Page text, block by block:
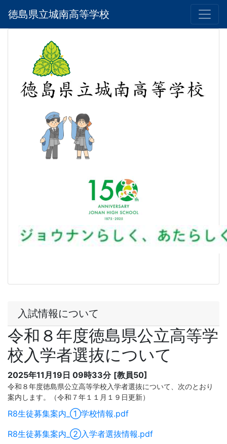
徳島県立城南高等学校
入試情報について
令和８年度徳島県公立高等学
校入学者選抜について
2025年11月19日 09時33分 [教員50]
令和８年度徳島県公立高等学校入学者選抜について、次のとおり
案内します。（令和７年１１月１９日更新）
R8生徒募集案内_①学校情報.pdf
R8生徒募集案内_②入学者選抜情報.pdf